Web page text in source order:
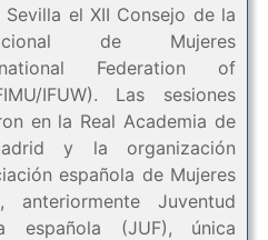
el XII Consejo de la
de Mujeres
Federation of
IFUW). Las sesiones
en la Real Academia de
y la organización
española de Mujeres
anteriormente Juventud
española (JUF), única